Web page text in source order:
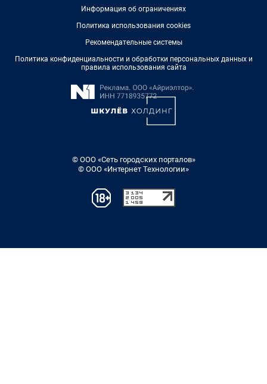
Информация об ограничениях
Политика использования cookies
Рекомендательные системы
Политика конфиденциальности и обработки персональных данных и
правила использования сайта
© ООО «Сеть городских порталов»
© ООО «Интернет Технологии»